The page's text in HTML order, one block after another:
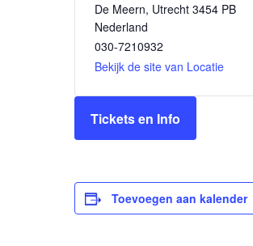
De Meern, Utrecht 3454 PB
Nederland
030-7210932
Bekijk de site van Locatie
Tickets en Info
Toevoegen aan kalender